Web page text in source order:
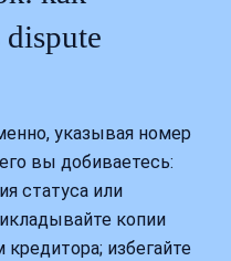
dispute
указывая номер
вы добиваетесь:
статуса или
копии
избегайте